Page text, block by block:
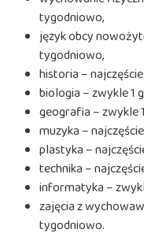
tygodniowo,
język obcy
tygodniowo,
historia –
biologia – zwykle 1
geografia – zwykle
muzyka –
plastyka –
technika –
informatyka –
zajęcia z
tygodniowo.